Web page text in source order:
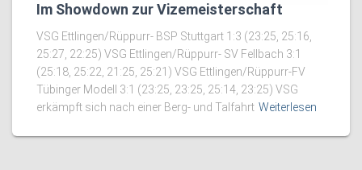
Im Showdown zur Vizemeisterschaft
VSG Ettlingen/Rüppurr- BSP Stuttgart 1:3 (23:25, 25:16,
25:27, 22:25) VSG Ettlingen/Rüppurr- SV Fellbach 3:1
(25:18, 25:22, 21:25, 25:21) VSG Ettlingen/Rüppurr-FV
Tübinger Modell 3:1 (23:25, 23:25, 25:14, 23:25) VSG
erkämpft sich nach einer Berg- und Talfahrt Weiterlesen